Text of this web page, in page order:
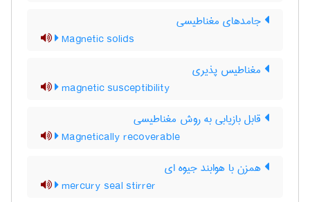
جامدهای مغناطیسی
Magnetic solids
مغناطیس پذیری
magnetic susceptibility
قابل بازیابی به روش مغناطیسی
Magnetically recoverable
همزن با هوابند جیوه ای
mercury seal stirrer